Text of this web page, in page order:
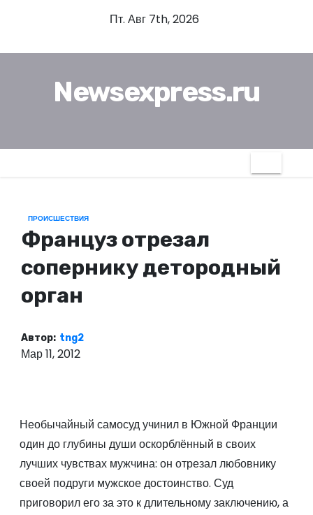
к
Пт. Авг 7th, 2026
Newsexpress.ru
ПРОИСШЕСТВИЯ
Француз отрезал
сопернику детородный
орган
Автор: tng2
Мар 11, 2012
Необычайный самосуд учинил в Южной Франции
один до глубины души оскорблённый в своих
лучших чувствах мужчина: он отрезал любовнику
своей подруги мужское достоинство. Суд
приговорил его за это к длительному заключению, а